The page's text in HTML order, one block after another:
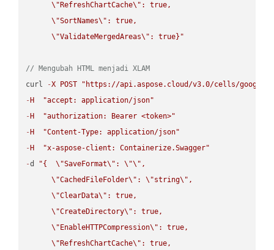
\" RefreshChartCache\" : true,
\"SortNames\" : true,
\"ValidateMergedAreas\" : true}"
// Mengubah HTML menjadi XLAM
curl
-X POST
"https://api.aspose.cloud/v3.0/cells/
- H
"accept: application/json"
- H
"authorization: Bearer <token>"
- H
"Content-Type: application/json"
- H
"x-aspose-client: Containerize.Swagger"
-d "{ \"SaveFormat\" : \"\" ,
\"CachedFileFolder\" : \"string\" ,
\"ClearData\" : true,
\"CreateDirectory\" : true,
\" EnableHTTPCompression\" : true,
\" RefreshChartCache\" : true,